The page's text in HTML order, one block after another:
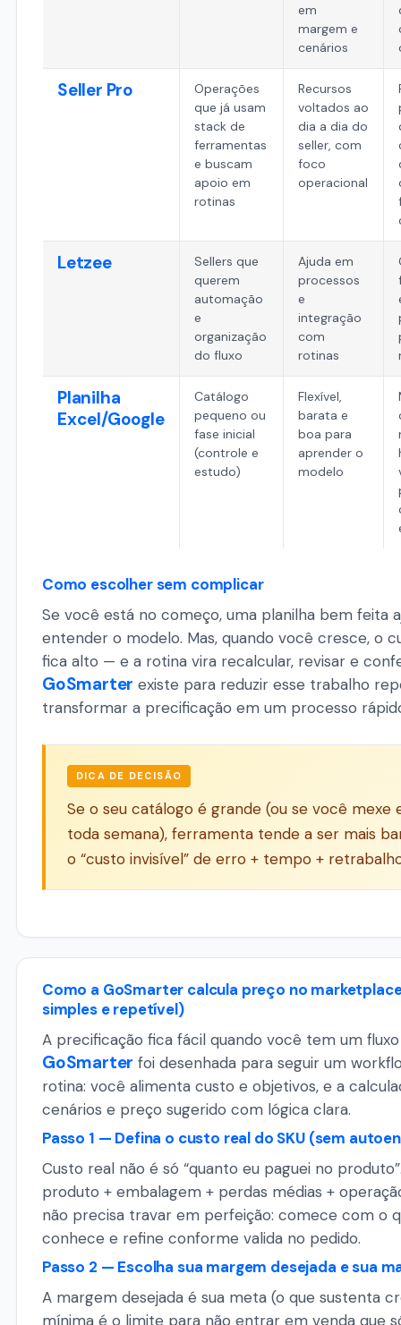
em
margem e
cenários
Seller Pro
Operações
que já usam
stack de
ferramentas
e buscam
apoio em
rotinas
Recursos
voltados ao
dia a dia do
seller, com
foco
operacional
Letzee
Sellers que
querem
automação
e
organização
do fluxo
Ajuda em
processos
e
integração
com
rotinas
Planilha
Excel/Google
Catálogo
pequeno ou
fase inicial
(controle e
estudo)
Flexível,
barata e
boa para
aprender o
modelo
Como escolher sem complicar
Se você está no começo, uma planilha bem feita
entender o modelo. Mas, quando você cresce, o
fica alto — e a rotina vira recalcular, revisar e
GoSmarter existe para reduzir esse trabalho
transformar a precificação em um processo
DICA DE DECISÃO
Se o seu catálogo é grande (ou se você mexe
toda semana), ferramenta tende a ser mais
o “custo invisível” de erro + tempo +
Como a GoSmarter calcula preço no
simples e repetível)
A precificação fica fácil quando você tem um fluxo
GoSmarter foi desenhada para seguir um
rotina: você alimenta custo e objetivos, e a
cenários e preço sugerido com lógica clara.
Passo 1 — Defina o custo real do SKU (sem
Custo real não é só “quanto eu paguei no
produto + embalagem + perdas médias +
não precisa travar em perfeição: comece com o
conhece e refine conforme valida no pedido.
Passo 2 — Escolha sua margem desejada e sua
A margem desejada é sua meta (o que sustenta
mínima é o limite para não entrar em venda que